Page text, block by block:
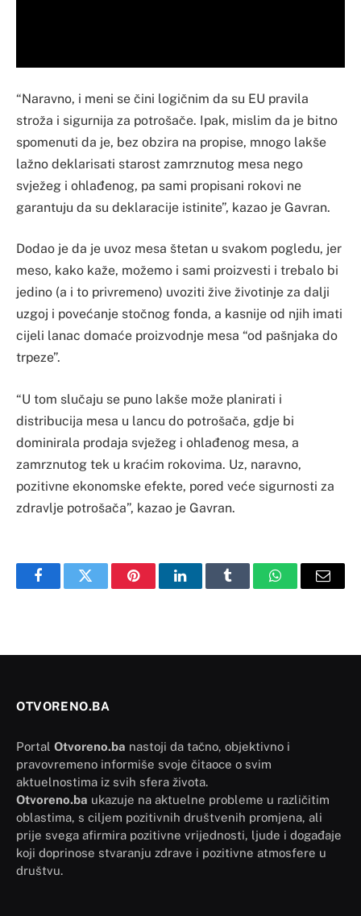
“Naravno, i meni se čini logičnim da su EU pravila
stroža i sigurnija za potrošače. Ipak, mislim da je bitno
spomenuti da je, bez obzira na propise, mnogo lakše
lažno deklarisati starost zamrznutog mesa nego
svježeg i ohlađenog, pa sami propisani rokovi ne
garantuju da su deklaracije istinite”, kazao je Gavran.
Dodao je da je uvoz mesa štetan u svakom pogledu, jer
meso, kako kaže, možemo i sami proizvesti i trebalo bi
jedino (a i to privremeno) uvoziti žive životinje za dalji
uzgoj i povećanje stočnog fonda, a kasnije od njih imati
cijeli lanac domaće proizvodnje mesa “od pašnjaka do
trpeze”.
“U tom slučaju se puno lakše može planirati i
distribucija mesa u lancu do potrošača, gdje bi
dominirala prodaja svježeg i ohlađenog mesa, a
zamrznutog tek u kraćim rokovima. Uz, naravno,
pozitivne ekonomske efekte, pored veće sigurnosti za
zdravlje potrošača”, kazao je Gavran.
FacebookTwitter PinterestLinkedInTumblr WhatsAppEmail
OTVORENO.BA
Portal Otvoreno.ba nastoji da tačno, objektivno i
pravovremeno informiše svoje čitaoce o svim
aktuelnostima iz svih sfera života.
Otvoreno.ba ukazuje na aktuelne probleme u različitim
oblastima, s ciljem pozitivnih društvenih promjena, ali
prije svega afirmira pozitivne vrijednosti, ljude i događaje
koji doprinose stvaranju zdrave i pozitivne atmosfere u
društvu.